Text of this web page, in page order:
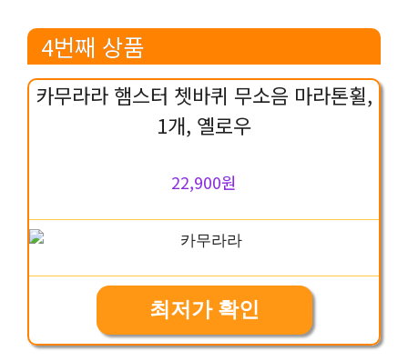
4번째 상품
카무라라 햄스터 쳇바퀴 무소음 마라톤휠,
1개, 옐로우
22,900원
최저가 확인